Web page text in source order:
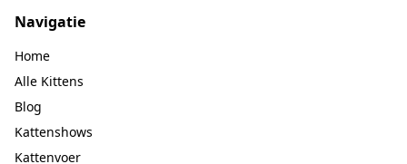
Navigatie
Home
Alle Kittens
Blog
Kattenshows
Kattenvoer